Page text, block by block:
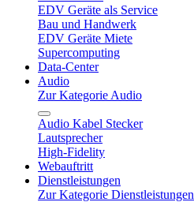
EDV Geräte als Service
Bau und Handwerk
EDV Geräte Miete
Supercomputing
Data-Center
Audio
Zur Kategorie Audio
Audio Kabel Stecker
Lautsprecher
High-Fidelity
Webauftritt
Dienstleistungen
Zur Kategorie Dienstleistungen